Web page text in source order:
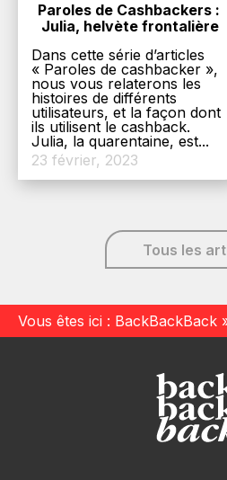
Paroles de Cashbackers :
Julia, helvète frontalière
Dans cette série d’articles
« Paroles de cashbacker »,
nous vous relaterons les
histoires de différents
utilisateurs, et la façon dont
ils utilisent le cashback.
Julia, la quarentaine, est...
23 février, 2023
Tous les
Vous êtes ici : BackBackBack